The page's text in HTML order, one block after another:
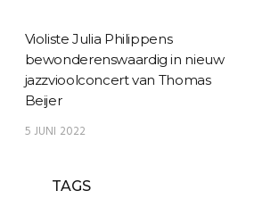
Violiste Julia Philippens
bewonderenswaardig in nieuw
jazzvioolconcert van Thomas
Beijer
5 JUNI 2022
TAGS